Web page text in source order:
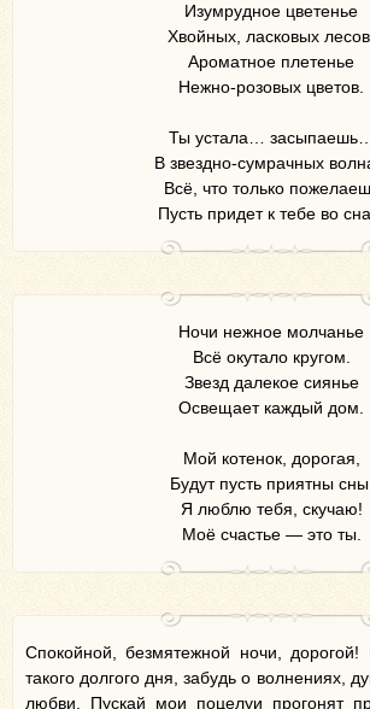
Изумрудное цветенье
Хвойных, ласковых лесов.
Ароматное плетенье
Нежно-розовых цветов.
Ты устала… засыпаешь…
В звездно-сумрачных
Всё, что только
Пусть придет к тебе во
Ночи нежное молчанье
Всё окутало кругом.
Звезд далекое сиянье
Освещает каждый дом.
Мой котенок, дорогая,
Будут пусть приятны сны.
Я люблю тебя, скучаю!
Моё счастье — это ты.
Спокойной, безмятежной ночи, дорогой!
такого долгого дня, забудь о волнениях,
любви. Пускай мои поцелуи прогонят